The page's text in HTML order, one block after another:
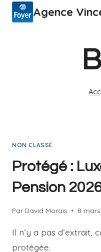
Agence
NON CLASSÉ
Protégé :
Pension
Par David Morais 8
Il n’y a pas d’extrait,
protégée.